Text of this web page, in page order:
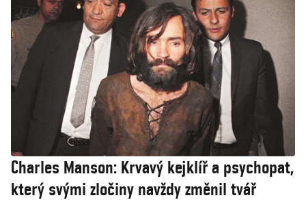
Charles Manson: Krvavý kejklíř a psychopat,
který svými zločiny navždy změnil tvář